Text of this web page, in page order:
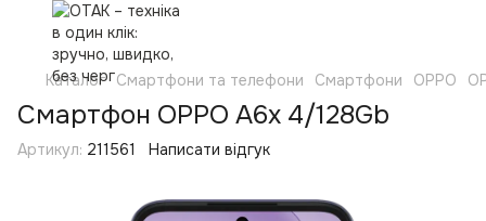
Каталог Смартфони та телефони Смартфони OPPO
Смартфон OPPO A6x 4/128Gb
Артикул: 211561 Написати відгук